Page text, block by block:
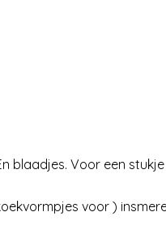
blaadjes. Voor een
voor )